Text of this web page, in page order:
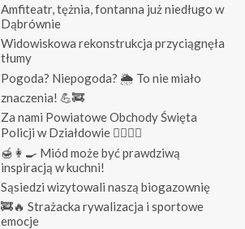
Amfiteatr, tężnia, fontanna już niedługo w
Dąbrównie
Widowiskowa rekonstrukcja przyciągnęła
tłumy
Pogoda? Niepogoda? 🌦️ To nie miało
znaczenia! 💪🚒
Za nami Powiatowe Obchody Święta
Policji w Działdowie 👮‍♀️👮‍♂️
🍯👩‍🍳 Miód może być prawdziwą
inspiracją w kuchni!
Sąsiedzi wizytowali naszą biogazownię
🚒🔥 Strażacka rywalizacja i sportowe
emocje